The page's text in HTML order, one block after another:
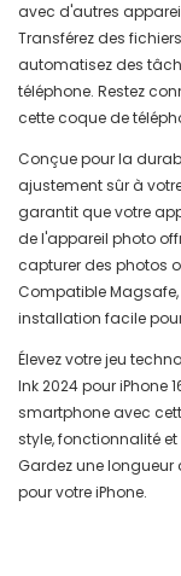
avec d'autres
Transférez des
automatisez des
téléphone. Restez
cette coque de
Conçue pour la
ajustement sûr à
garantit que votre
de l'appareil photo
capturer des photos
Compatible
installation facile
Élevez votre jeu
Ink 2024 pour iPhone
smartphone avec
style, fonctionnalité
Gardez une
pour votre iPhone.